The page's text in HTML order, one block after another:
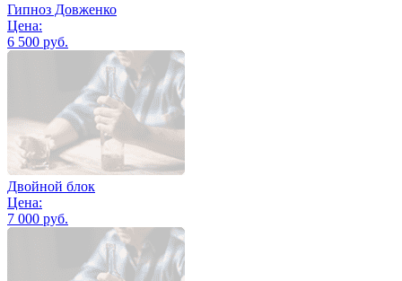
Гипноз Довженко
Цена:
6 500 руб.
Двойной блок
Цена:
7 000 руб.